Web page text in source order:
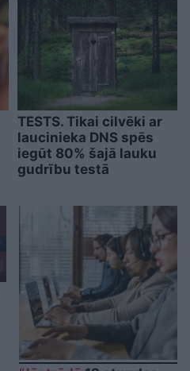
TESTS. Tikai cilvēki ar
laucinieka DNS spēs
iegūt 80% šajā lauku
gudrību testā